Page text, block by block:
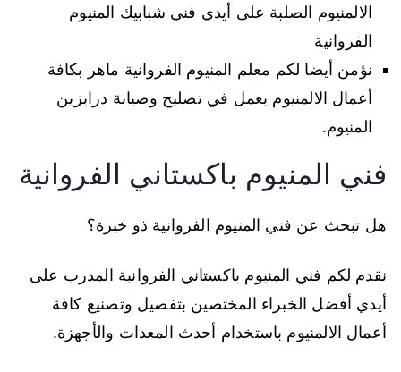
الالمنيوم الصلبة على أيدي فني شبابيك المنيوم
الفروانية
نؤمن أيضا لكم معلم المنيوم الفروانية ماهر بكافة
أعمال الالمنيوم يعمل في تصليح وصيانة درابزين
المنيوم.
فني المنيوم باكستاني الفروانية
هل تبحث عن فني المنيوم الفروانية ذو خبرة؟
نقدم لكم فني المنيوم باكستاني الفروانية المدرب على
أيدي أفضل الخبراء المختصين بتفصيل وتصنيع كافة
أعمال الالمنيوم باستخدام أحدث المعدات والأجهزة.